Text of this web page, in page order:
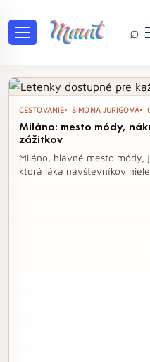
⌕
Tag: talianska
CESTOVANIE SIMONA JURIGOVÁ
Miláno: mesto módy,
zážitkov
Miláno, hlavné mesto módy,
ktorá láka návštevníkov